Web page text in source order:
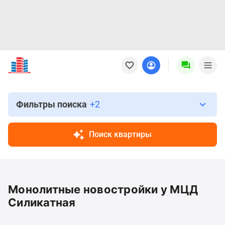
Новостройки
Квартиры
Новостройки
Москвы
Новостройки
Подмосковья
новостройки
Новостройки
Фильтры поиска +2
Поиск квартиры
Монолитные новостройки у МЦД
Силикатная